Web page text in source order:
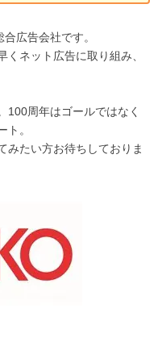
広告会社です。
ネット広告に取り組み、
100周年はゴールではなく
ト。
みたい方お待ちしておりま